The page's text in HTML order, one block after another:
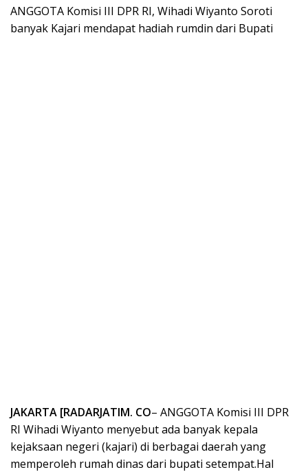
ANGGOTA Komisi III DPR RI, Wihadi Wiyanto Soroti
banyak Kajari mendapat hadiah rumdin dari Bupati
JAKARTA [RADARJATIM. CO– ANGGOTA Komisi III DPR
RI Wihadi Wiyanto menyebut ada banyak kepala
kejaksaan negeri (kajari) di berbagai daerah yang
memperoleh rumah dinas dari bupati setempat.Hal